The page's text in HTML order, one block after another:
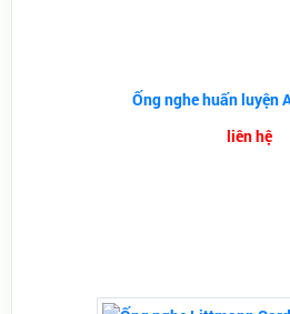
Ống nghe huấn luyện
liên hệ